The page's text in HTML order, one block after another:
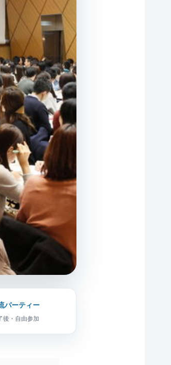
パーティー
後・自由参加